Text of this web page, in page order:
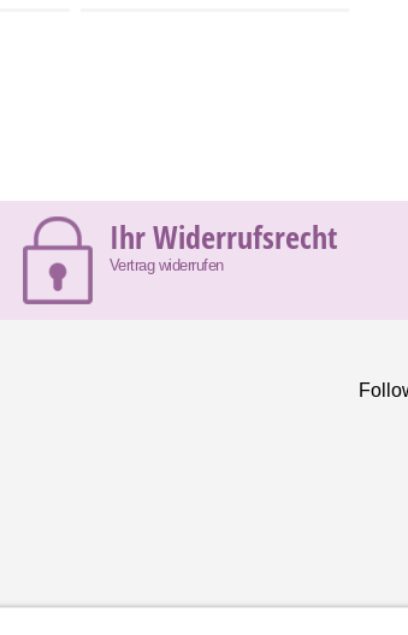
Ihr Widerrufsrecht
Vertrag widerrufen